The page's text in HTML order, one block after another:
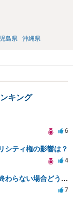
島県 沖縄県
キング
6
シティ権の影響は？
4
開示請求の仮処分での審尋で２回目で終わらない場合どうしたらいいですか
7